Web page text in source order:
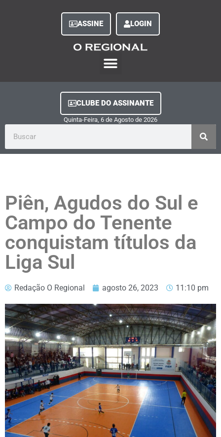
ASSINE LOGIN
CLUBE DO ASSINANTE
Quinta-Feira, 6 de Agosto de 2026
Piên, Agudos do Sul e
Campo do Tenente
conquistam títulos da
Liga Sul
Redação O Regional agosto 26, 2023 11:10 pm